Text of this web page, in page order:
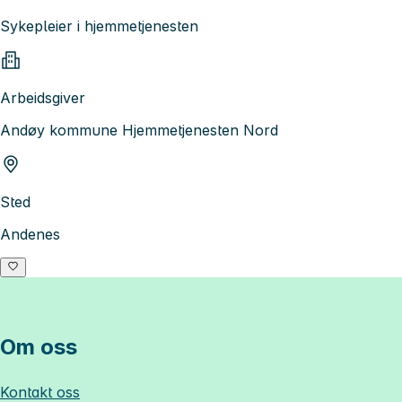
Sykepleier i hjemmetjenesten
Arbeidsgiver
Andøy kommune Hjemmetjenesten Nord
Sted
Andenes
Om oss
Kontakt oss